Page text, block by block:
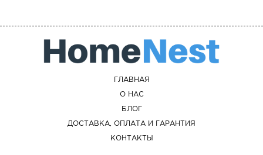
ГЛАВНАЯ
О НАС
БЛОГ
ДОСТАВКА, ОПЛАТА И ГАРАНТИЯ
КОНТАКТЫ